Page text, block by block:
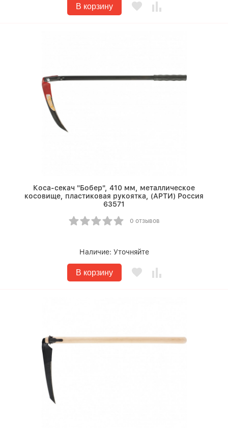
В корзину
Коса-секач "Бобер", 410 мм, металлическое
косовище, пластиковая рукоятка, (АРТИ) Россия
63571
0 отзывов
Наличие: Уточняйте
В корзину